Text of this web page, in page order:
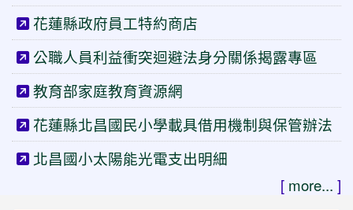
花蓮縣政府員工特約商店
公職人員利益衝突迴避法身分關係揭露專區
教育部家庭教育資源網
花蓮縣北昌國民小學載具借用機制與保管辦法
北昌國小太陽能光電支出明細
[ more... ]